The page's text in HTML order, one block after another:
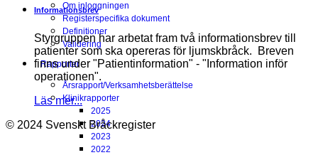
Om inloggningen
Registerspecifika dokument
Definitioner
Validering
Rapporter
Årsrapport/Verksamhetsberättelse
Klinikrapporter
2025
2024
2023
2022
Informationsbrev
Styrgruppen har arbetat fram två informationsbrev till
patienter som ska opereras för ljumskbråck. Breven
finns under "Patientinformation" - "Information inför
operationen".
Läs mer...
© 2024 Svenskt Bråckregister